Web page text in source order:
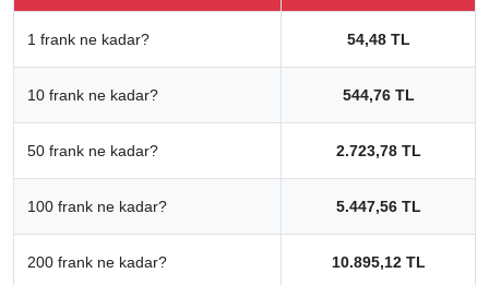
1 frank ne kadar? 54,48 TL
10 frank ne kadar? 544,76 TL
50 frank ne kadar? 2.723,78 TL
100 frank ne kadar? 5.447,56 TL
200 frank ne kadar? 10.895,12 TL